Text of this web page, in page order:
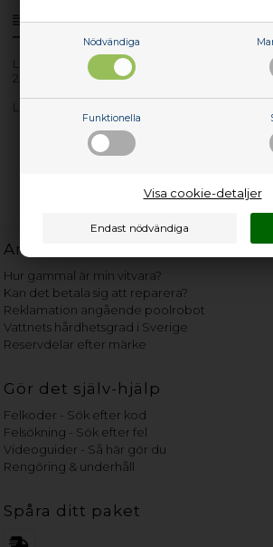
Nödvändiga
Funktionella
Visa cookie-detaljer
Produktinfo Frågor om varan?
Lev. nr.: 00UP641
256G PCIe 3x4
Lenovo 256G PCIe 3x4
Användbara länkar
Hur gammal är min vitvara?
Kan det betala sig att reparera?
Reklamation angående poolrobot
Vattnets hårdhetsgrad i Sverige
Reservdelar efter märke
Gör det själv-hjälp
Felkoder - Sök efter kod
Felsökning - Sök efter fel
Videoguider - Så här gör du
Rengöring & underhåll
Spåra ditt paket